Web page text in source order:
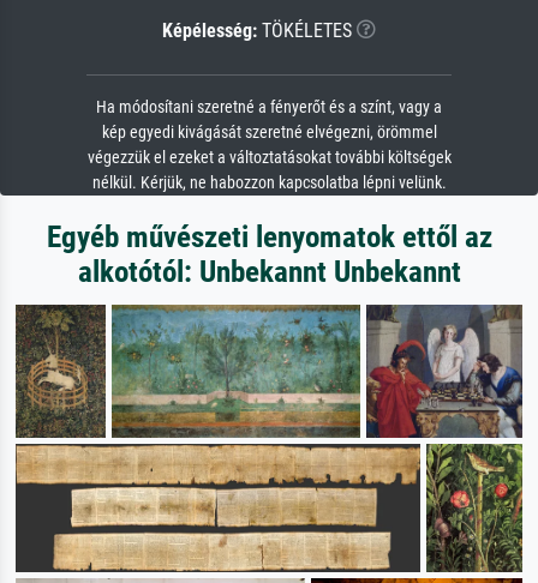
Képélesség: TÖKÉLETES
Ha módosítani szeretné a fényerőt és a színt, vagy a
kép egyedi kivágását szeretné elvégezni, örömmel
végezzük el ezeket a változtatásokat további költségek
nélkül. Kérjük, ne habozzon kapcsolatba lépni velünk.
Egyéb művészeti lenyomatok ettől az
alkotótól: Unbekannt Unbekannt